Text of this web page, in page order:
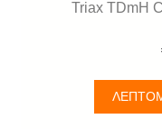
Triax TDmH